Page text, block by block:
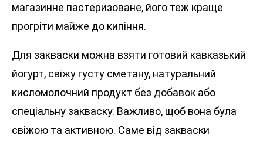
магазинне пастеризоване, його теж краще
прогріти майже до кипіння.
Для закваски можна взяти готовий кавказький
йогурт, свіжу густу сметану, натуральний
кисломолочний продукт без добавок або
спеціальну закваску. Важливо, щоб вона була
свіжою та активною. Саме від закваски